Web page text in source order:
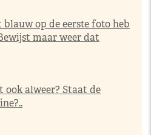
op de eerste foto heb
maar weer dat
ook alweer? Staat de